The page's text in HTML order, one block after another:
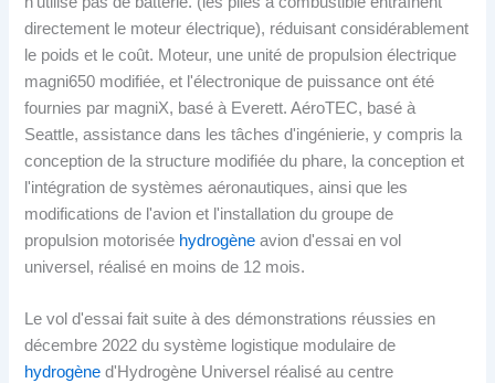
directement le moteur électrique), réduisant considérablement
le poids et le coût. Moteur, une unité de propulsion électrique
magni650 modifiée, et l'électronique de puissance ont été
fournies par magniX, basé à Everett. AéroTEC, basé à
Seattle, assistance dans les tâches d'ingénierie, y compris la
conception de la structure modifiée du phare, la conception et
l'intégration de systèmes aéronautiques, ainsi que les
modifications de l'avion et l'installation du groupe de
propulsion motorisée hydrogène avion d'essai en vol
universel, réalisé en moins de 12 mois.
Le vol d'essai fait suite à des démonstrations réussies en
décembre 2022 du système logistique modulaire de
hydrogène d'Hydrogène Universel réalisé au centre